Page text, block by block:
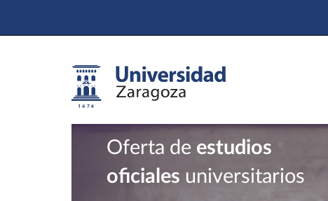
Oferta de estudios
oficiales universitarios